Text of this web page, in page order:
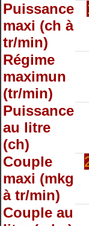
Puissance
maxi (ch à
tr/min)
Régime
maximun
(tr/min)
Puissance
au litre
(ch)
Couple
maxi (mkg
à tr/min)
Couple au